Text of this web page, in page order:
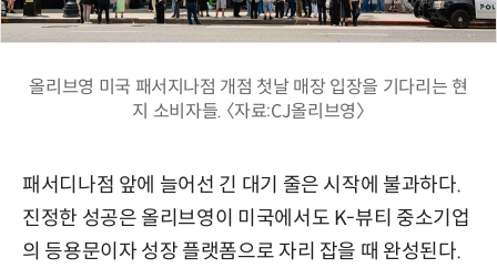
올리브영 미국 패서지나점 개점 첫날 매장 입장을 기다리는 현
지 소비자들. 〈자료:CJ올리브영〉
패서디나점 앞에 늘어선 긴 대기 줄은 시작에 불과하다.
진정한 성공은 올리브영이 미국에서도 K-뷰티 중소기업
의 등용문이자 성장 플랫폼으로 자리 잡을 때 완성된다.